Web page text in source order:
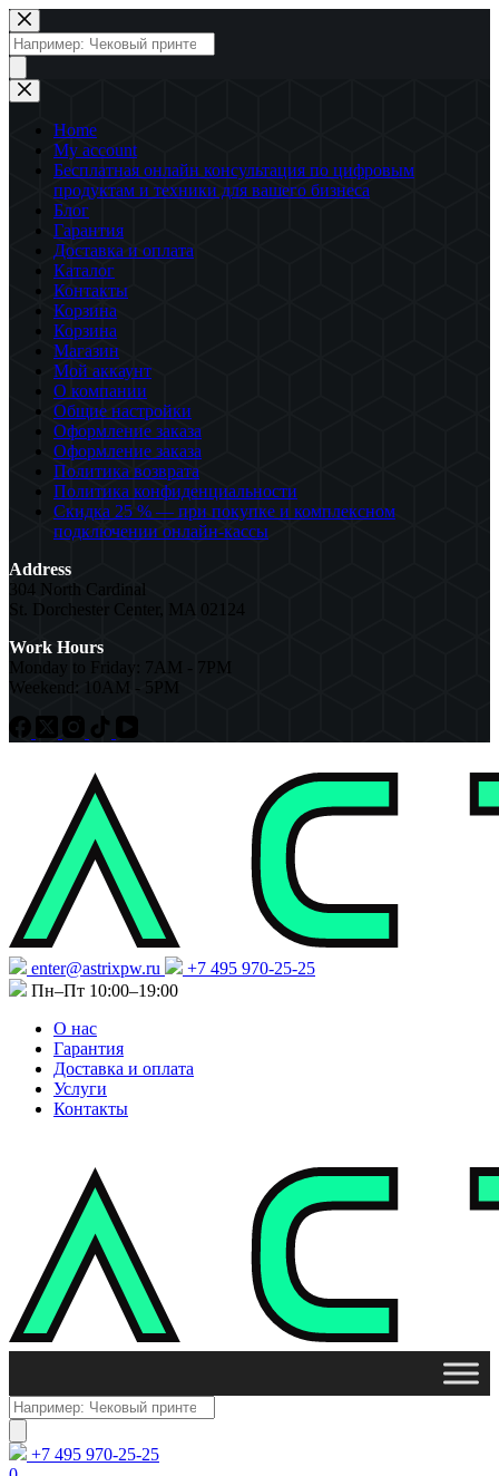
Перейти
к
сути
Поиск
товаров
Home
My account
Бесплатная онлайн консультация по цифровым
продуктам и техники для вашего бизнеса
Блог
Гарантия
Доставка и оплата
Каталог
Контакты
Корзина
Корзина
Магазин
Мой аккаунт
О компании
Общие настройки
Оформление заказа
Оформление заказа
Политика возврата
Политика конфиденциальности
Скидка 25 % — при покупке и комплексном
подключении онлайн-кассы
Address
304 North Cardinal
St. Dorchester Center, MA 02124
Work Hours
Monday to Friday: 7AM - 7PM
Weekend: 10AM - 5PM
enter@astrixpw.ru
+7 495 970-25-25
Пн–Пт 10:00–19:00
О нас
Гарантия
Доставка и оплата
Услуги
Контакты
Поиск
товаров
+7 495 970-25-25